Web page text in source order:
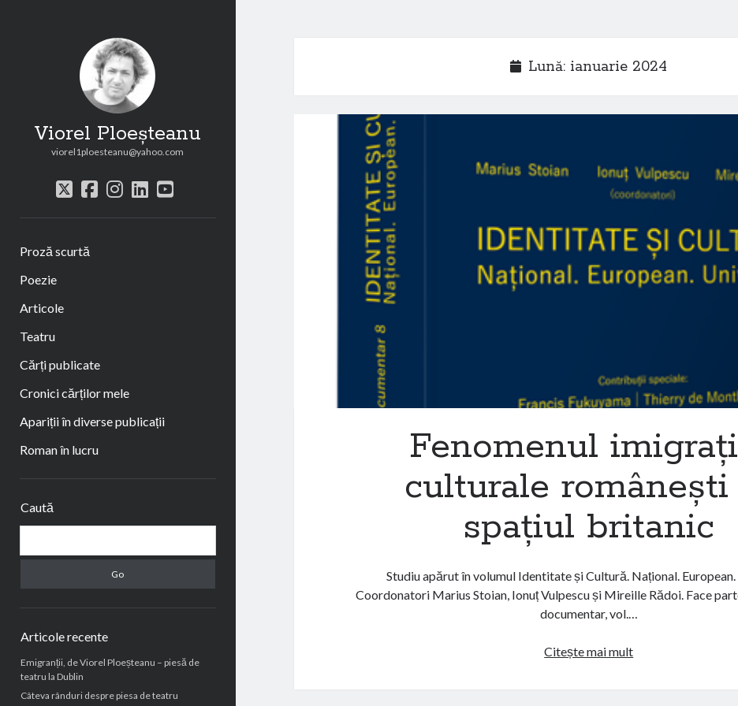
Viorel Ploeșteanu
viorel1ploesteanu@yahoo.com
twitter
facebook
instagram
linkedin
youtube
Proză scurtă
Poezie
Articole
Teatru
Cărți publicate
Cronici cărților mele
Apariții în diverse publicații
Roman în lucru
Caută
Articole recente
Emigranții, de Viorel Ploeșteanu – piesă de
teatru la Dublin
Câteva rânduri despre piesa de teatru
Lună:ianuarie 2024
Fenomenul
culturale
spațiul britanic
Studiu apărut în volumul Identitate și Cultură. Național.
Coordonatori Marius Stoian, Ionuț Vulpescu și Mireille Rădoi. Face
documentar, vol.…
Citește mai multFenomenul